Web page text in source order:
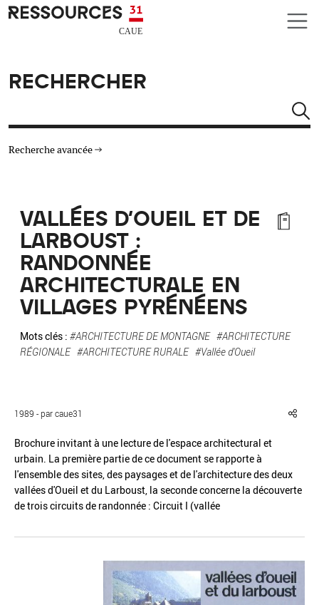
Aller au contenu principal
CAUE RESSOURCES 31
RECHERCHER
Recherche avancée
TYPE DE RESSOURCES
MATÉRIAUX
AUTRES CRITÈRES
Réinitialiser
VALLÉES D'OUEIL ET DE
LARBOUST :
RANDONNÉE
ARCHITECTURALE EN
VILLAGES PYRÉNÉENS
Mots clés : #ARCHITECTURE DE MONTAGNE #ARCHITECTURE
RÉGIONALE #ARCHITECTURE RURALE #Vallée d'Oueil
1989 - par caue31
Brochure invitant à une lecture de l'espace architectural et
urbain. La première partie de ce document se rapporte à
l'ensemble des sites, des paysages et de l'architecture des deux
vallées d'Oueil et du Larboust, la seconde concerne la découverte
de trois circuits de randonnée : Circuit I (vallée